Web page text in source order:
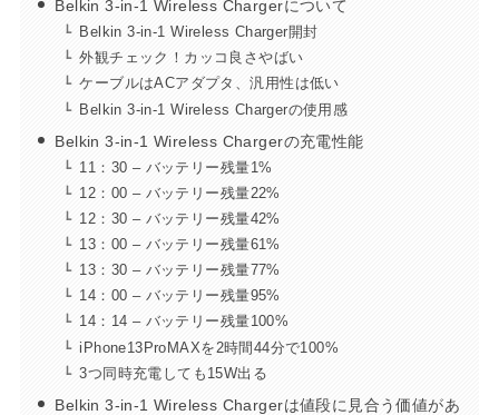
Belkin 3-in-1 Wireless Chargerについて
Belkin 3-in-1 Wireless Charger開封
外観チェック！カッコ良さやばい
ケーブルはACアダプタ、汎用性は低い
Belkin 3-in-1 Wireless Chargerの使用感
Belkin 3-in-1 Wireless Chargerの充電性能
11：30 – バッテリー残量1%
12：00 – バッテリー残量22%
12：30 – バッテリー残量42%
13：00 – バッテリー残量61%
13：30 – バッテリー残量77%
14：00 – バッテリー残量95%
14：14 – バッテリー残量100%
iPhone13ProMAXを2時間44分で100%
3つ同時充電しても15W出る
Belkin 3-in-1 Wireless Chargerは値段に見合う価値があ